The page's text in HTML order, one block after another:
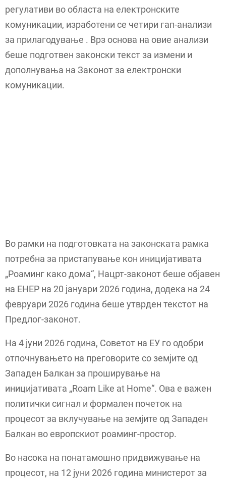
регулативи во областа на електронските
комуникации, изработени се четири гап-анализи
за прилагодување . Врз основа на овие анализи
беше подготвен законски текст за измени и
дополнувања на Законот за електронски
комуникации.
Во рамки на подготовката на законската рамка
потребна за пристапување кон иницијативата
„Роаминг како дома“, Нацрт-законот беше објавен
на ЕНЕР на 20 јануари 2026 година, додека на 24
февруари 2026 година беше утврден текстот на
Предлог-законот.
На 4 јуни 2026 година, Советот на ЕУ го одобри
отпочнувањето на преговорите со земјите од
Западен Балкан за проширување на
иницијативата „Roam Like at Home“. Ова е важен
политички сигнал и формален почеток на
процесот за вклучување на земјите од Западен
Балкан во европскиот роаминг-простор.
Во насока на понатамошно придвижување на
процесот, на 12 јуни 2026 година министерот за